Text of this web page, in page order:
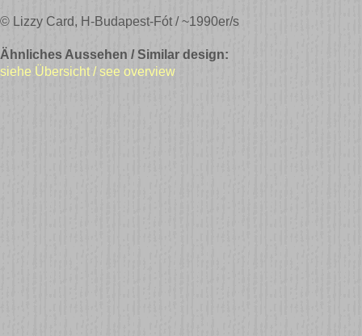
© Lizzy Card, H-Budapest-Fót / ~1990er/s
Ähnliches Aussehen / Similar design:
siehe Übersicht / see overview